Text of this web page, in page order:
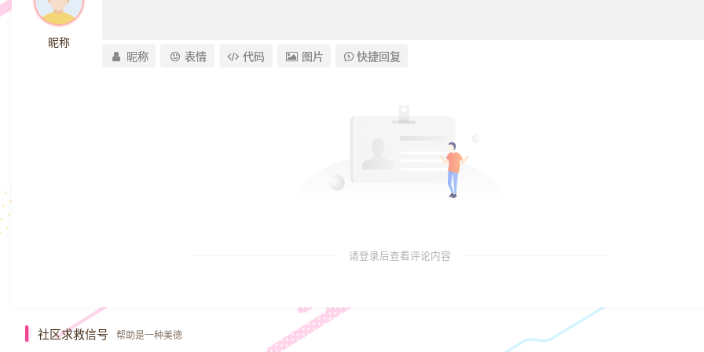
昵称
昵称
表情 代码 图片 快捷回复
请登录后查看评论内容
社区求救信号 帮助是一种美德